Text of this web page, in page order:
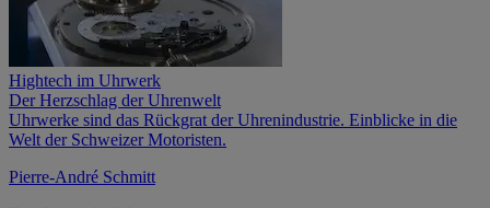
Hightech im Uhrwerk
Der Herzschlag der Uhrenwelt
Uhrwerke sind das Rückgrat ­der Uhrenindustrie. Einblicke in die
Welt der Schweizer Motoristen.
Pierre-André Schmitt